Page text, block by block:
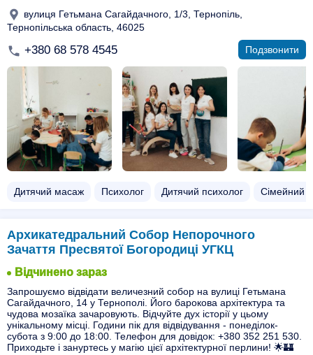
вулиця Гетьмана Сагайдачного, 1/3, Тернопіль,
Тернопільська область, 46025
+380 68 578 4545 Подзвонити
Дитячий масаж Психолог Дитячий психолог Сімейний
Архикатедральний Собор Непорочного
Зачаття Пресвятої Богородиці УГКЦ
Відчинено зараз
Запрошуємо відвідати величезний собор на вулиці Гетьмана
Сагайдачного, 14 у Тернополі. Його барокова архітектура та
чудова мозаїка зачаровують. Відчуйте дух історії у цьому
унікальному місці. Години пік для відвідування - понеділок-
субота з 9:00 до 18:00. Телефон для довідок: +380 352 251 530.
Приходьте і зануртесь у магію цієї архітектурної перлини! 🌟🏰